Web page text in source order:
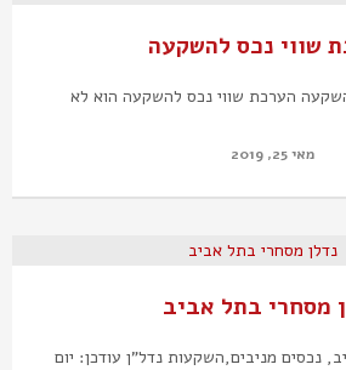
שווי נכס להשקעה
הערכת שווי נכס להשקעה הוא לא
מאי 25, 2019
מסחרי בתל אביב
נכסים מניבים,השקעות נדל"ן עודכן: יום